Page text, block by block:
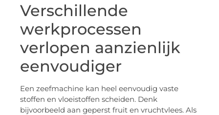
Verschillende
werkprocessen
verlopen aanzienlijk
eenvoudiger
Een zeefmachine kan heel eenvoudig vaste
stoffen en vloeistoffen scheiden. Denk
bijvoorbeeld aan geperst fruit en vruchtvlees. Als